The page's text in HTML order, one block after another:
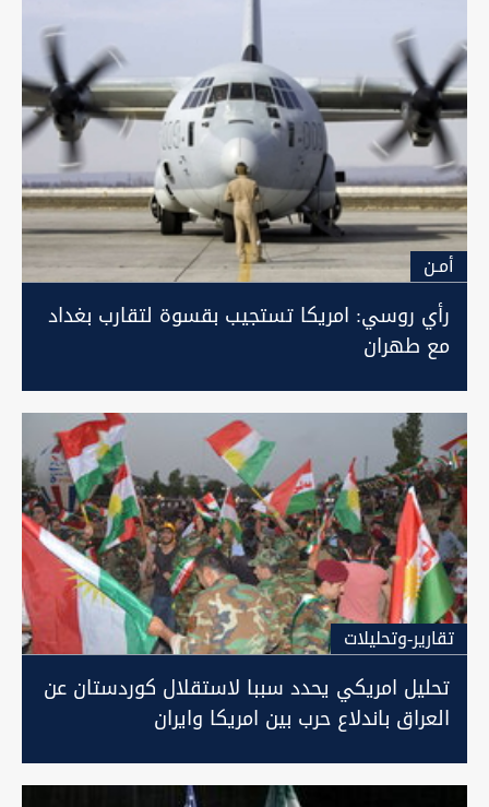
أمـن
رأي روسي: امريكا تستجيب بقسوة لتقارب بغداد
مع طهران
تقارير-وتحليلات
تحليل امريكي يحدد سببا لاستقلال كوردستان عن
العراق باندلاع حرب بين امريكا وايران